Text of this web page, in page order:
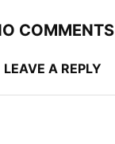
COMMENTS
LEAVE A REPLY